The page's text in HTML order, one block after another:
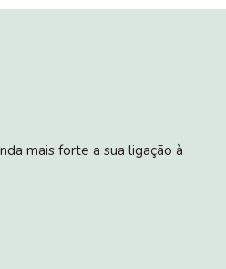
mais forte a sua ligação à